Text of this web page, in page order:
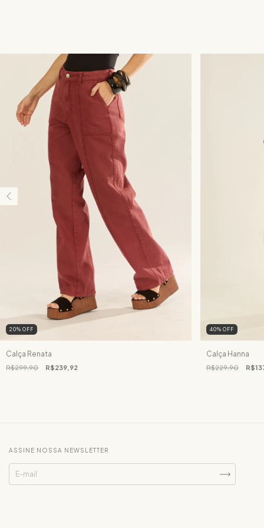
20% OFF
Calça Renata
R$299,90 R$239,92
40% OFF
Calça Hanna
R$229,90
ASSINE NOSSA NEWSLETTER